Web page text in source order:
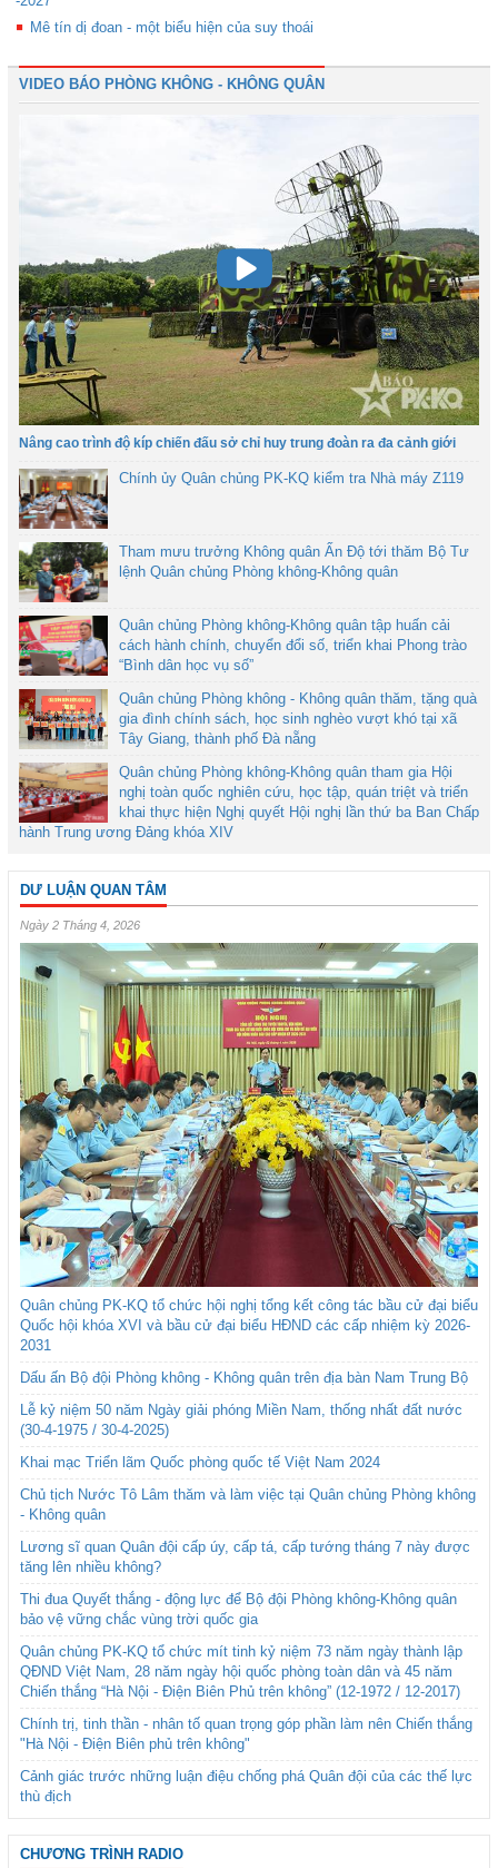
Mê tín dị đoan - một biểu hiện của suy thoái
VIDEO BÁO PHÒNG KHÔNG - KHÔNG QUÂN
Nâng cao trình độ kíp chiến đấu sở chỉ huy trung đoàn ra đa cảnh giới
Chính ủy Quân chủng PK-KQ kiểm tra Nhà máy Z119
Tham mưu trưởng Không quân Ấn Độ tới thăm Bộ Tư
lệnh Quân chủng Phòng không-Không quân
Quân chủng Phòng không-Không quân tập huấn cải
cách hành chính, chuyển đổi số, triển khai Phong trào
“Bình dân học vụ số”
Quân chủng Phòng không - Không quân thăm, tặng quà
gia đình chính sách, học sinh nghèo vượt khó tại xã
Tây Giang, thành phố Đà nẵng
Quân chủng Phòng không-Không quân tham gia Hội
nghị toàn quốc nghiên cứu, học tập, quán triệt và triển
khai thực hiện Nghị quyết Hội nghị lần thứ ba Ban Chấp
hành Trung ương Đảng khóa XIV
DƯ LUẬN QUAN TÂM
Ngày 2 Tháng 4, 2026
Quân chủng PK-KQ tổ chức hội nghị tổng kết công tác bầu cử đại biểu
Quốc hội khóa XVI và bầu cử đại biểu HĐND các cấp nhiệm kỳ 2026-
2031
Dấu ấn Bộ đội Phòng không - Không quân trên địa bàn Nam Trung Bộ
Lễ kỷ niệm 50 năm Ngày giải phóng Miền Nam, thống nhất đất nước
(30-4-1975 / 30-4-2025)
Khai mạc Triển lãm Quốc phòng quốc tế Việt Nam 2024
Chủ tịch Nước Tô Lâm thăm và làm việc tại Quân chủng Phòng không
- Không quân
Lương sĩ quan Quân đội cấp úy, cấp tá, cấp tướng tháng 7 này được
tăng lên nhiều không?
Thi đua Quyết thắng - động lực để Bộ đội Phòng không-Không quân
bảo vệ vững chắc vùng trời quốc gia
Quân chủng PK-KQ tổ chức mít tinh kỷ niệm 73 năm ngày thành lập
QĐND Việt Nam, 28 năm ngày hội quốc phòng toàn dân và 45 năm
Chiến thắng “Hà Nội - Điện Biên Phủ trên không” (12-1972 / 12-2017)
Chính trị, tinh thần - nhân tố quan trọng góp phần làm nên Chiến thắng
"Hà Nội - Điện Biên phủ trên không"
Cảnh giác trước những luận điệu chống phá Quân đội của các thế lực
thù địch
CHƯƠNG TRÌNH RADIO